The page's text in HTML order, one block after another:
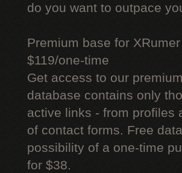
do you want to outpace
Premium base for XRumer
$119/one-time
Get access to our
database contains only
active links - from profiles
of contact forms. Free
possibility of a one-time
for $38.